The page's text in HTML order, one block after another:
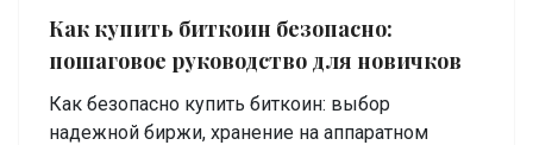
Как купить биткоин безопасно:
пошаговое руководство для новичков
Как безопасно купить биткоин: выбор
надежной биржи, хранение на аппаратном